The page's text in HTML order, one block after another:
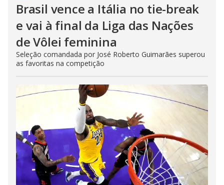
Brasil vence a Itália no tie-break
e vai à final da Liga das Nações
de Vôlei feminina
Seleção comandada por José Roberto Guimarães superou
as favoritas na competição